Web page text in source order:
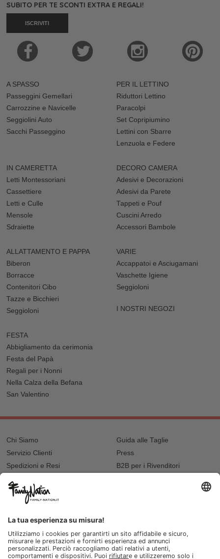
SUBITO PER TE SCONTI EXTRA E REGALI!
ISCRIVITI
A SPASSO
Passeggini Gemellari
Carrozzine e Navicelle
Seggiolini Auto
Sacchi Passeggino
PER IL LETTINO
Riduttori Lettino
Paracolpi
Set Copripiumino
Lettini con Sbarre
Lenzuola e Federe
IN CAMERETTA
Letti Montessoriani
Cassettiere
Letti e Culle
Mensole
Sdraiette
DECORO CAMERA
Adesivi e Decorazioni
Adesivi da Parete
Tappeti e Pouf
Cuscini Arredo
Accessori Bambole
ALLATTAMENTO E PAPPA
Biberon
Borracce
Contenitori Cibo
Tazze e Bicchieri
Seggioloni
VARIE
Accappatoi e Asciugamani
Vaschette Igiene
Seggioloni
I NOSTRI NEGOZI
FESTA
Abbigliamento da cerimonia
Festa del Papà
Regali per i Nonni
Nella Calza della Befana
San Valentino
Chi Siamo
Servizio Clienti
Spedizioni e Resi
Recupero password?
Lista regalo e nascita
Guida alle Taglie
Press
B2B per i Rivenditori